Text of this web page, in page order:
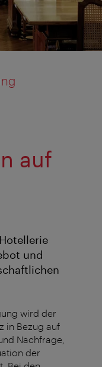
auf
und
wird der
in Bezug auf
Nachfrage,
der